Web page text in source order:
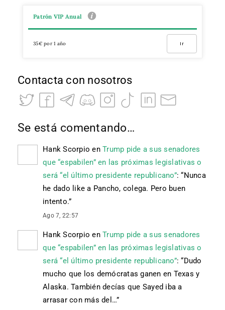
Patrón VIP Anual
35€ por 1 año Ir
Contacta con nosotros
Se está comentando…
Hank Scorpio en Trump pide a sus senadores
que “espabilen” en las próximas legislativas o
será “el último presidente republicano”: “Nunca
he dado like a Pancho, colega. Pero buen
intento.”
Ago 7, 22:57
Hank Scorpio en Trump pide a sus senadores
que “espabilen” en las próximas legislativas o
será “el último presidente republicano”: “Dudo
mucho que los demócratas ganen en Texas y
Alaska. También decías que Sayed iba a
arrasar con más del…”